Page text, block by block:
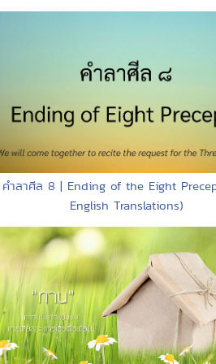
คำลาศีล 8 | Ending of the Eight
English Translations)